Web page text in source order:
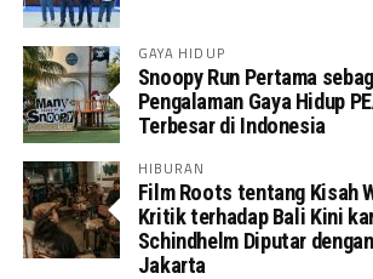
GAYA HIDUP
Snoopy Run Pertama
Pengalaman Gaya Hidup
Terbesar di Indonesia
HIBURAN
Film Roots tentang Kisah
Kritik terhadap Bali Kini
Schindhelm Diputar
Jakarta